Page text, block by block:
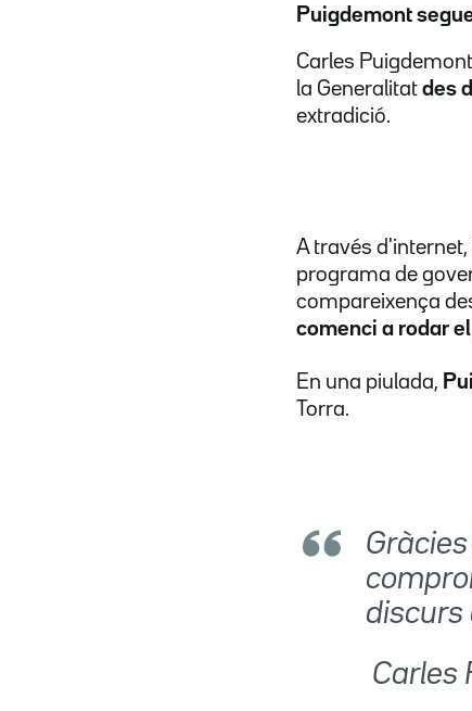
Puigdemont
Carles
la Generalitat des
extradició.
A través
programa de
compareixença
comenci a rodar
En una piulada,
Torra.
Gràcies
discurs
